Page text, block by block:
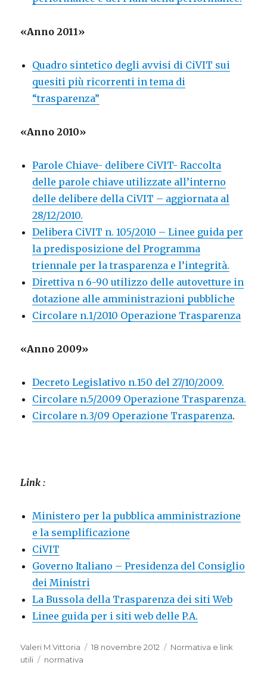
«Anno 2011»
Quadro sintetico degli avvisi di CiVIT sui
quesiti più ricorrenti in tema di
“trasparenza”
«Anno 2010»
Parole Chiave- delibere CiVIT- Raccolta
delle parole chiave utilizzate all’interno
delle delibere della CiVIT – aggiornata al
28/12/2010.
Delibera CiVIT n. 105/2010 – Linee guida per
la predisposizione del Programma
triennale per la trasparenza e l’integrità.
Direttiva n 6-90 utilizzo delle autovetture in
dotazione alle amministrazioni pubbliche
Circolare n.1/2010 Operazione Trasparenza
«Anno 2009»
Decreto Legislativo n.150 del 27/10/2009.
Circolare n.5/2009 Operazione Trasparenza.
Circolare n.3/09 Operazione Trasparenza.
Link :
Ministero per la pubblica amministrazione
e la semplificazione
CiVIT
Governo Italiano – Presidenza del Consiglio
dei Ministri
La Bussola della Trasparenza dei siti Web
Linee guida per i siti web delle P.A.
Autore
Valeri M.Vittoria
Pubblicato
18 novembre 2012 Categorie
Normativa e link
utili
Tag
normativa